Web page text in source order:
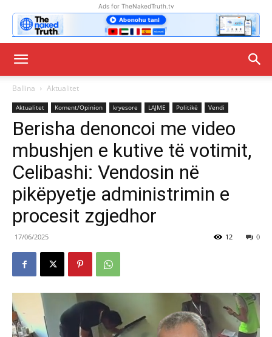
Ads for TheNakedTruth.tv
Ballina Aktualitet
Aktualitet Koment/Opinion kryesore LAJME Politikë Vendi
Berisha denoncoi me video
mbushjen e kutive të votimit,
Celibashi: Vendosin në
pikëpyetje administrimin e
procesit zgjedhor
17/06/2025 0
12